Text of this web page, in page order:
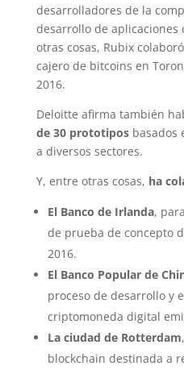
desarrolladores de la
desarrollo de aplicaciones
otras cosas, Rubix
cajero de bitcoins en
2016.
Deloitte afirma también
de 30 prototiposbasados
a diversos sectores.
Y, entre otras cosas, ha
El Banco de Irlanda,
de prueba de concepto
2016.
El Banco Popular de
proceso de desarrollo y
criptomoneda digital
La ciudad de Rotterdam
blockchain destinada a